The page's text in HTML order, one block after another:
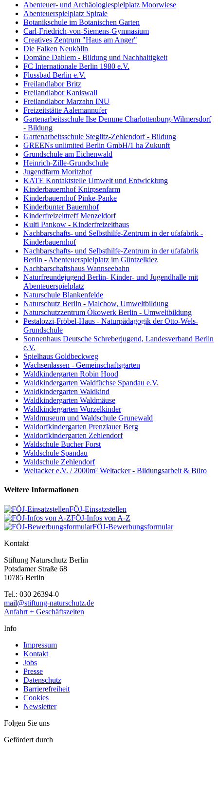
Abenteuer- und Archäologiespielplatz Moorwiese
Abenteuerspielplatz Spirale
Botanikschule im Botanischen Garten
Carl-Friedrich-von-Siemens-Gymnasium
Creatives Zentrum "Haus am Anger"
Die Falken Neukölln
Domäne Dahlem - Bildung und Nachhaltigkeit
FC Internationale Berlin 1980 e.V.
Flussbad Berlin e.V.
Freilandlabor Britz
Freilandlabor Kaniswall
Freilandlabor Marzahn INU
Freizeitstätte Aalemannufer
Gartenarbeitsschule Ilse Demme Charlottenburg-Wilmersdorf
- Bildung
Gartenarbeitsschule Steglitz-Zehlendorf - Bildung
GREENs unlimited Berlin GmbH/1 ha Zukunft
Grundschule am Eichenwald
Heinrich-Zille-Grundschule
Jugendfarm Moritzhof
KATE Kontaktstelle Umwelt und Entwicklung
Kinderbauernhof Knirpsenfarm
Kinderbauernhof Pinke-Panke
Kinderbunter Bauernhof
Kinderfreizeittreff Menzeldorf
Kulti Pankow - Kinderfreizeithaus
Nachbarschafts- und Selbsthilfe-Zentrum in der ufafabrik -
Kinderbauernhof
Nachbarschafts- und Selbsthilfe-Zentrum in der ufafabrik
Berlin - Abenteuerspielplatz im Güntzelkiez
Nachbarschaftshaus Wannseebahn
Naturfreundejugend Berlin- Kinder- und Jugendhalle mit
Abenteuerspielplatz
Naturschule Blankenfelde
Naturschutz Berlin - Malchow, Umweltbildung
Naturschutzzentrum Ökowerk Berlin - Umweltbildung
Pestalozzi-Fröbel-Haus - Naturpädagogik der Otto-Wels-
Grundschule
Sonnenhaus Deutsche Schreberjugend, Landesverband Berlin
e.V.
Spielhaus Goldbeckweg
Wachsenlassen - Gemeinschaftsgarten
Waldkindergarten Robin Hood
Waldkindergarten Waldfüchse Spandau e.V.
Waldkindergarten Waldkind
Waldkindergarten Waldmäuse
Waldkindergarten Wurzelkinder
Waldmuseum und Waldschule Grunewald
Waldorfkindergarten Prenzlauer Berg
Waldorfkindergarten Zehlendorf
Waldschule Bucher Forst
Waldschule Spandau
Waldschule Zehlendorf
Weltacker e.V. / 2000m² Weltacker - Bildungsarbeit & Büro
Weitere Informationen
FÖJ-Einsatzstellen
FÖJ-Infos von A-Z
FÖJ-Bewerbungsformular
Kontakt
Stiftung Naturschutz Berlin
Potsdamer Straße 68
10785 Berlin
Tel.: 030 26394-0
mail@stiftung-naturschutz.de
Anfahrt + Geschäftszeiten
Info
Impressum
Kontakt
Jobs
Presse
Datenschutz
Barrierefreiheit
Cookies
Newsletter
Folgen Sie uns
Gefördert durch